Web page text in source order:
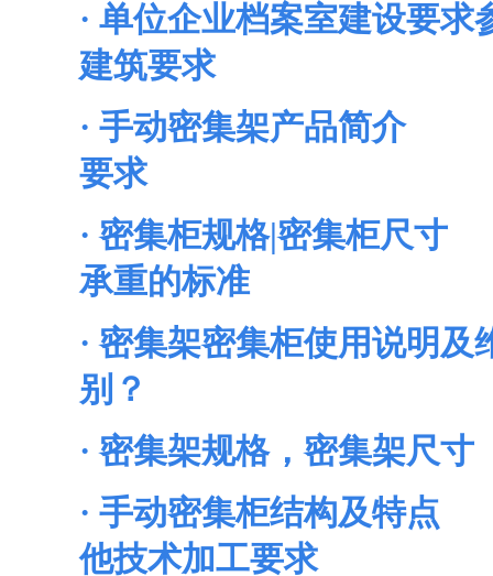
· 单位企业档案室建设要求
建筑要求
· 手动密集架产品简介
要求
·密集柜规格|密集柜尺寸
承重的标准
·密集架密集柜使用说明及
别？
·密集架规格，密集架尺寸
· 手动密集柜结构及特点
他技术加工要求